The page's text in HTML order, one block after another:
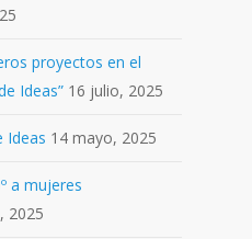
proyectos en el
Ideas” 16 julio, 2025
Ideas 14 mayo, 2025
a mujeres
2025